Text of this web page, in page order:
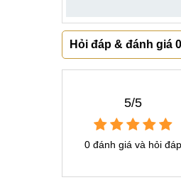
Hỏi đáp & đánh giá
5/5
0 đánh giá và hỏi đáp